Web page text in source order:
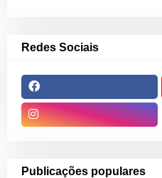
Redes Sociais
Publicações populares